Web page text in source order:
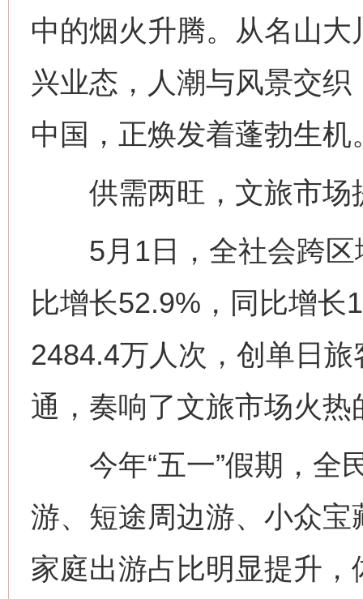
中的烟火升腾。从名山
兴业态，人潮与风景交
中国，正焕发着蓬勃生机
供需两旺，文旅市场
5月1日，全社会跨区
比增长52.9%，同比增长
2484.4万人次，创单日
通，奏响了文旅市场火热
今年“五一”假期，全
游、短途周边游、小众
家庭出游占比明显提升